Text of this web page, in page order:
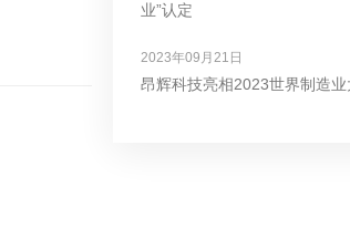
业”认定
2023年09月21日
昂辉科技亮相2023世界制造业